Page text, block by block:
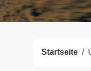
Startseite